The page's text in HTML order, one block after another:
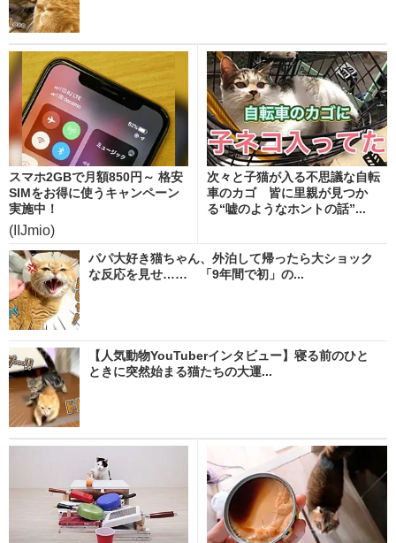
スマホ2GBで月額850円～ 格安
SIMをお得に使うキャンペーン
実施中！
(IIJmio)
次々と子猫が入る不思議な自転
車のカゴ 皆に里親が見つか
る“嘘のようなホントの話”...
パパ大好き猫ちゃん、外泊して帰ったら大ショック
な反応を見せ…… 「9年間で初」の...
【人気動物YouTuberインタビュー】寝る前のひと
ときに突然始まる猫たちの大運...